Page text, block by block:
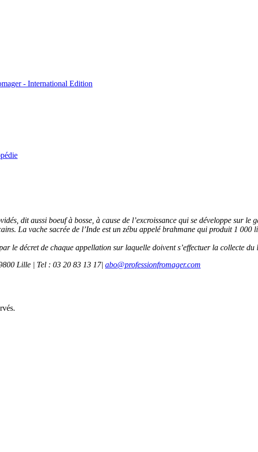
dit aussi boeuf à bosse, à cause de l’excroissance qui se développe sur
La vache sacrée de l’Inde est un zébu appelé brahmane qui produit 1 000
le décret de chaque appellation sur laquelle doivent s’effectuer la collecte
Lille | Tel : 03 20 83 13 17| abo@professionfromager.com